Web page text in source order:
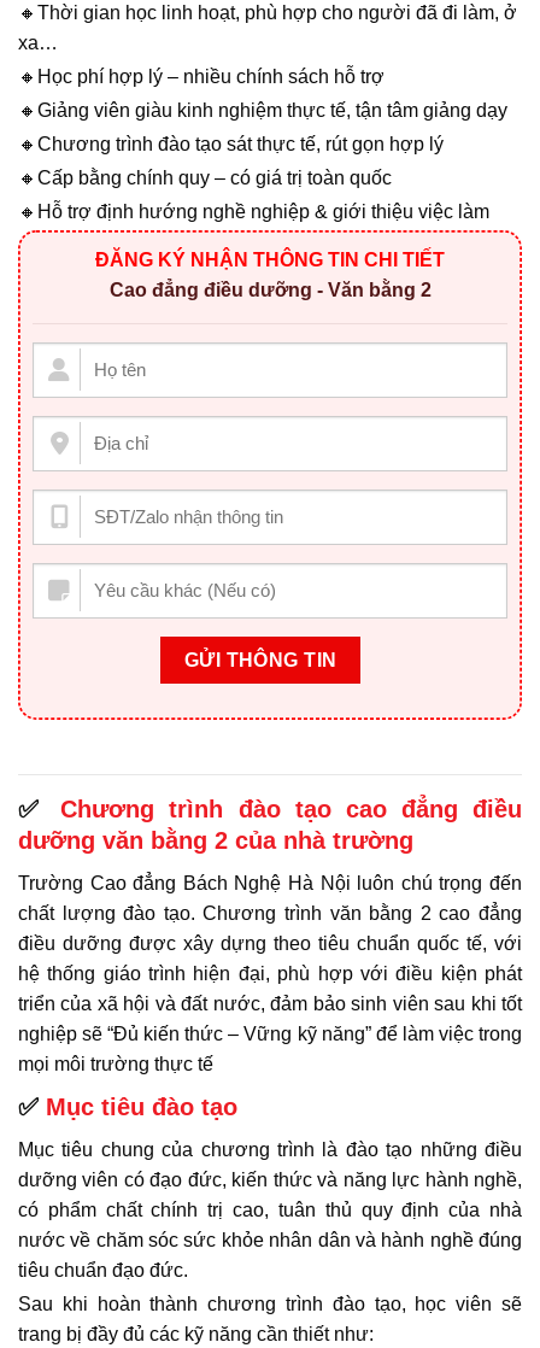
🔸Thời gian học linh hoạt, phù hợp cho người đã đi làm, ở
xa…
🔸Học phí hợp lý – nhiều chính sách hỗ trợ
🔸Giảng viên giàu kinh nghiệm thực tế, tận tâm giảng dạy
🔸Chương trình đào tạo sát thực tế, rút gọn hợp lý
🔸Cấp bằng chính quy – có giá trị toàn quốc
🔸Hỗ trợ định hướng nghề nghiệp & giới thiệu việc làm
ĐĂNG KÝ NHẬN THÔNG TIN CHI TIẾT
Cao đẳng điều dưỡng - Văn bằng 2
✅Chương trình đào tạo cao đẳng điều
dưỡng văn bằng 2 của nhà trường
Trường Cao đẳng Bách Nghệ Hà Nội luôn chú trọng đến
chất lượng đào tạo. Chương trình văn bằng 2 cao đẳng
điều dưỡng được xây dựng theo tiêu chuẩn quốc tế, với
hệ thống giáo trình hiện đại, phù hợp với điều kiện phát
triển của xã hội và đất nước, đảm bảo sinh viên sau khi tốt
nghiệp sẽ “Đủ kiến thức – Vững kỹ năng” để làm việc trong
mọi môi trường thực tế
✅ Mục tiêu đào tạo
Mục tiêu chung của chương trình là đào tạo những điều
dưỡng viên có đạo đức, kiến thức và năng lực hành nghề,
có phẩm chất chính trị cao, tuân thủ quy định của nhà
nước về chăm sóc sức khỏe nhân dân và hành nghề đúng
tiêu chuẩn đạo đức.
Sau khi hoàn thành chương trình đào tạo, học viên sẽ
trang bị đầy đủ các kỹ năng cần thiết như: